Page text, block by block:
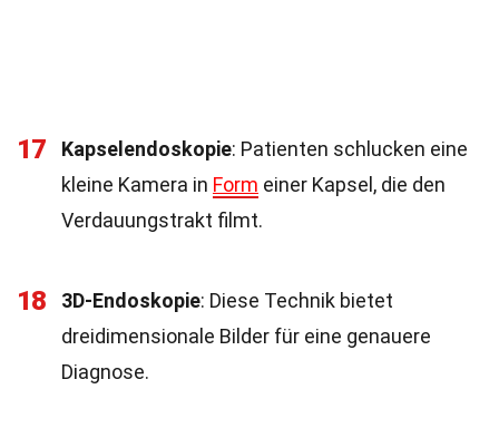
17 Kapselendoskopie: Patienten schlucken eine
kleine Kamera in Form einer Kapsel, die den
Verdauungstrakt filmt.
18 3D-Endoskopie: Diese Technik bietet
dreidimensionale Bilder für eine genauere
Diagnose.